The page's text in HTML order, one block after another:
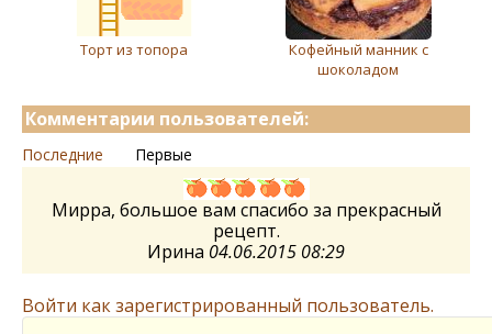
Торт из топора
Кофейный манник с
шоколадом
Комментарии пользователей:
Последние Первые
Мирра, большое вам спасибо за прекрасный
рецепт.
Ирина 04.06.2015 08:29
Войти как зарегистрированный пользователь.